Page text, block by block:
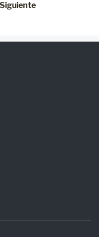
Siguiente